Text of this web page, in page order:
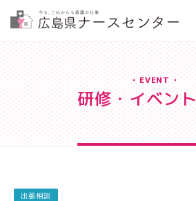
EVENT
研修・イベン
出張相談